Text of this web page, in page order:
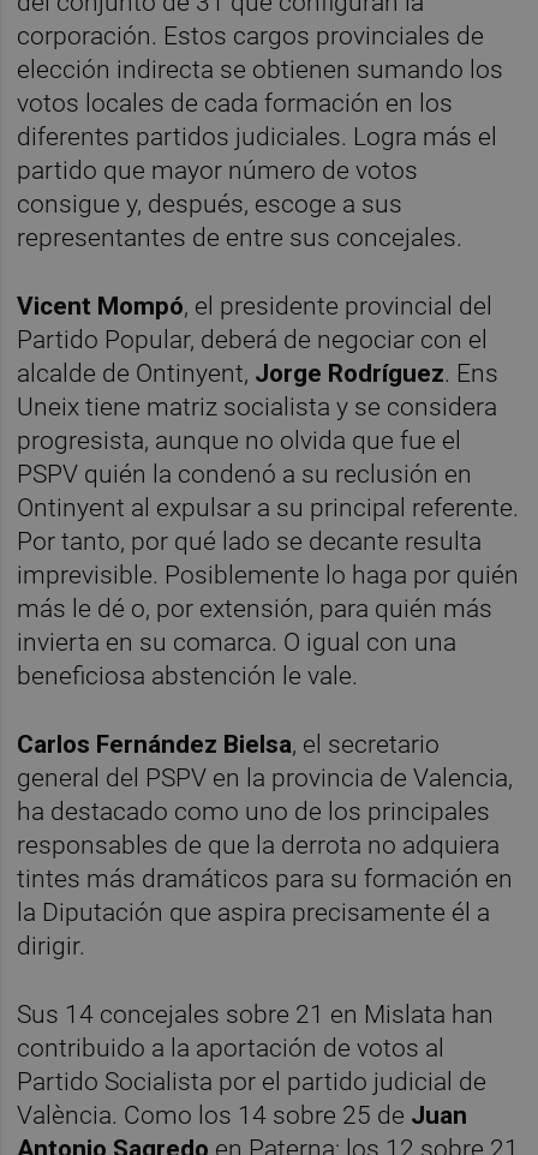
corporación. Estos cargos provinciales de
elección indirecta se obtienen sumando los
votos locales de cada formación en los
diferentes partidos judiciales. Logra más el
partido que mayor número de votos
consigue y, después, escoge a sus
representantes de entre sus concejales.
Vicent Mompó, el presidente provincial del
Partido Popular, deberá de negociar con el
alcalde de Ontinyent, Jorge Rodríguez. Ens
Uneix tiene matriz socialista y se considera
progresista, aunque no olvida que fue el
PSPV quién la condenó a su reclusión en
Ontinyent al expulsar a su principal referente.
Por tanto, por qué lado se decante resulta
imprevisible. Posiblemente lo haga por quién
más le dé o, por extensión, para quién más
invierta en su comarca. O igual con una
beneficiosa abstención le vale.
Carlos Fernández Bielsa, el secretario
general del PSPV en la provincia de Valencia,
ha destacado como uno de los principales
responsables de que la derrota no adquiera
tintes más dramáticos para su formación en
la Diputación que aspira precisamente él a
dirigir.
Sus 14 concejales sobre 21 en Mislata han
contribuido a la aportación de votos al
Partido Socialista por el partido judicial de
València. Como los 14 sobre 25 de Juan
Antonio Sagredo en Paterna; los 12 sobre 21